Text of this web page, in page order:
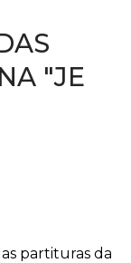
"JE
partituras da